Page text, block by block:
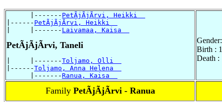
      |-------
PetÃjÃjÃrvi, Heikki
|------ PetÃjÃjÃrvi, Heikki
|     |------- Laivamaa, Kaisa
PetÃjÃjÃrvi, Taneli
|     |-------Toljamo, Olli
|------Toljamo, Anna Helena
      |-------
Ranua, Kaisa
Birth :
Death :
Family PetÃjÃjÃrvi - Ranua